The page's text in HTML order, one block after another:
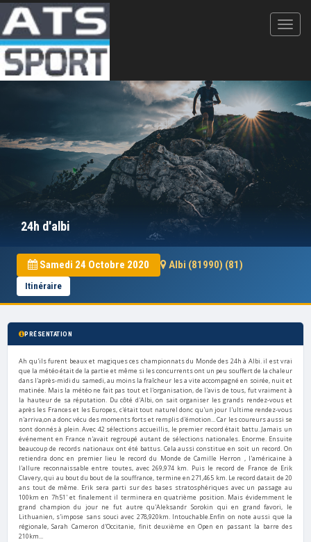
24h d'albi
Samedi 24 Octobre 2020 Albi (81990) (81)
Itinéraire
PRÉSENTATION
Ah qu'ils furent beaux et magiques ces championnats du Monde des 24h à Albi. il est vrai
que la météo était de la partie et même si les concurrents ont un peu souffert de la chaleur
dans l'après-midi du samedi, au moins la fraîcheur les a vite accompagné en soirée, nuit et
matinée. Mais la météo ne fait pas tout et l'organisation, de l'avis de tous, fut vraiment à
la hauteur de sa réputation. Du côté d'Albi, on sait organiser les grands rendez-vous et
après les Frances et les Europes, c'était tout naturel donc qu'un jour l'ultime rendez-vous
n'arriva,on a donc vécu des moments forts et remplis d'émotion... Car les coureurs aussi se
sont donnés à plein. Avec 42 sélections accueillis, le premier record était battu. Jamais un
événement en France n'avait regroupé autant de sélections nationales. Enorme. Ensuite
beaucoup de records nationaux ont été battus. Cela aussi constitue en soit un record. On
retiendra donc en premier lieu le record du Monde de Camille Herron , l'américaine à
l'allure reconnaissable entre toutes, avec 269,974 km. Puis le record de France de Erik
Clavery, qui au bout du bout de la souffrance, termine en 271,465 km. Le record datait de 20
ans tout de même. Erik sera parti sur des bases stratosphériques avec un passage au
100km en 7h51' et finalement il terminera en quatrième position. Mais évidemment le
grand champion du jour ne fut autre qu'Aleksandr Sorokin qui en grand favori, le
Lithuanien, s'impose sans souci avec 278,920km. Intouchable.Enfin on note aussi que la
régionale, Sarah Cameron d'Occitanie, finit deuxième en Open en passant la barre des
210km...